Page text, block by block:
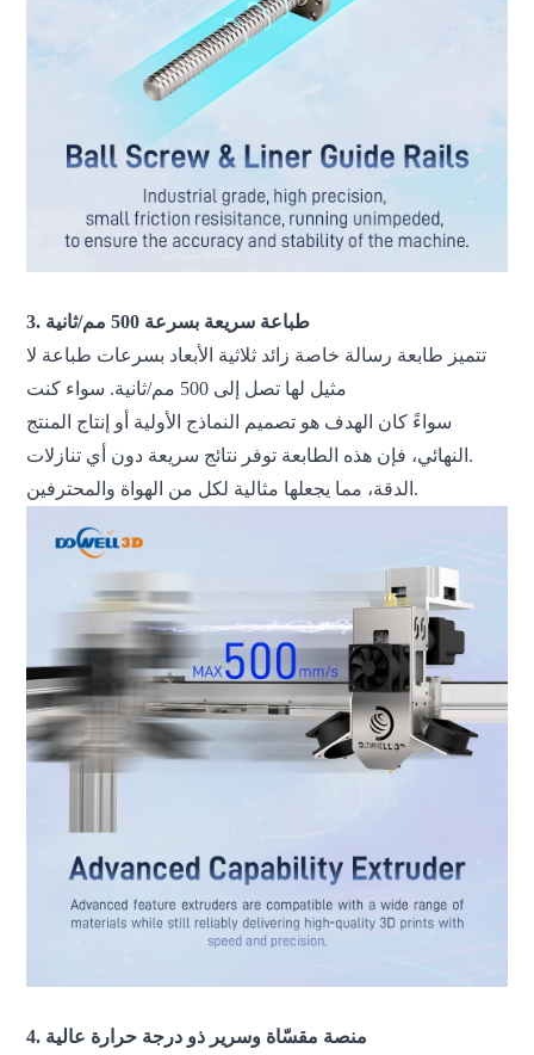
3. طباعة سريعة بسرعة 500 مم/ثانية
تتميز طابعة رسالة خاصة زائد ثلاثية الأبعاد بسرعات طباعة لا
سواءً كان الهدف هو تصميم النماذج الأولية أو إنتاج المنتج
النهائي، فإن هذه الطابعة توفر نتائج سريعة دون أي تنازلات.
الدقة، مما يجعلها مثالية لكل من الهواة والمحترفين.
4. منصة مقسّاة وسرير ذو درجة حرارة عالية